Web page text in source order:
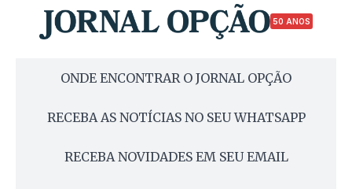
50 ANOS
ONDE ENCONTRAR O JORNAL OPÇÃO
RECEBA AS NOTÍCIAS NO SEU WHATSAPP
RECEBA NOVIDADES EM SEU EMAIL